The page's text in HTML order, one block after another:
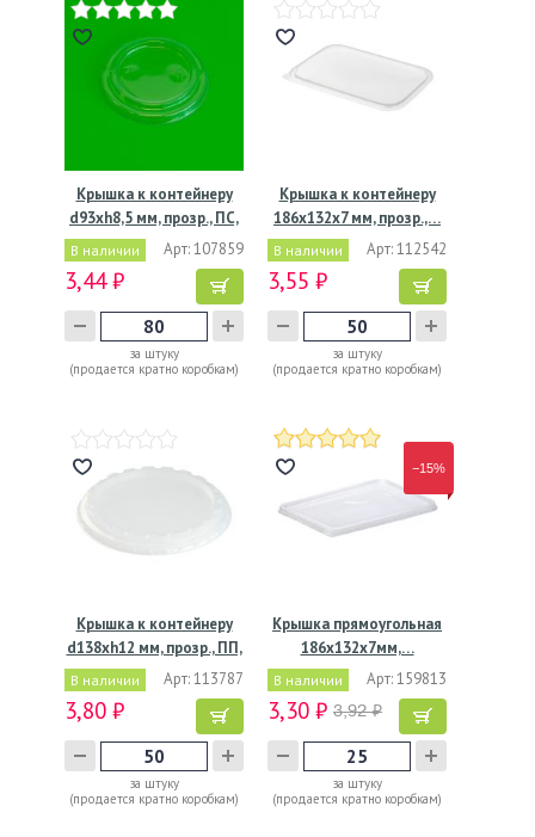
Крышка к контейнеру
d93хh8,5 мм, прозр., ПС,
В наличии Арт: 107859
3,44 ₽
за штуку
(продается кратно коробкам)
Крышка к контейнеру
186х132х7 мм, прозр.,…
В наличии Арт: 112542
3,55 ₽
за штуку
(продается кратно коробкам)
Крышка к контейнеру
d138хh12 мм, прозр., ПП,
В наличии Арт: 113787
3,80 ₽
за штуку
(продается кратно коробкам)
−15%
Крышка прямоугольная
186x132х7мм,…
В наличии Арт: 159813
3,30 ₽ 3,92 ₽
за штуку
(продается кратно коробкам)